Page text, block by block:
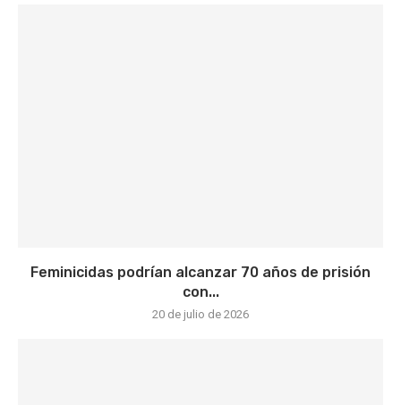
Feminicidas podrían alcanzar 70 años de prisión
con...
20 de julio de 2026